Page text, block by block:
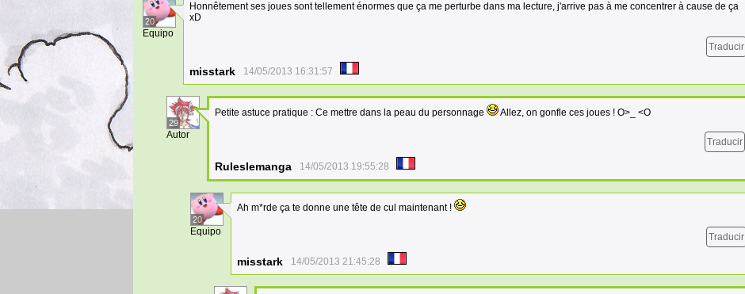
20
Equipo
Honnêtement ses joues sont tellement énormes que ça me perturbe dans ma lecture, j'arrive pas à me concentrer à cause de ça
xD
Traducir
misstark 14/05/2013 16:31:57
29
Autor
Petite astuce pratique : Ce mettre dans la peau du personnage Allez, on gonfle ces joues ! O>_ <O
Traducir
Ruleslemanga 14/05/2013 19:55:28
20
Equipo
Ah m*rde ça te donne une tête de cul maintenant !
Traducir
misstark 14/05/2013 21:45:28